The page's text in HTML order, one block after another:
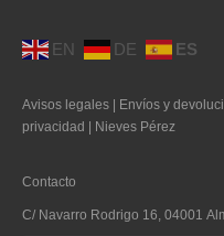
EN DE ES
Avisos legales | Envíos y
privacidad | Nieves Pérez
Contacto
C/ Navarro Rodrigo 16, 04001